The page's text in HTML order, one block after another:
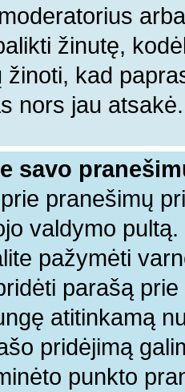
žinutę,
žinoti, kad
nors jau atsakė.
savo
pranešimų
valdymo
pažymėti
parašą
atitinkamą
pridėjimą
punkto